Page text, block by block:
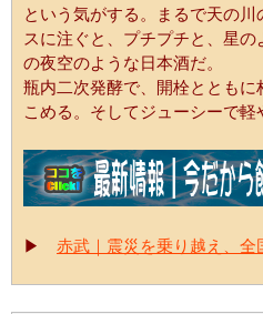
という気がする。まるで天の
スに注ぐと、プチプチと、星
の夜空のような日本酒だ。
瓶内二次発酵で、開栓ととも
こめる。そしてジューシーで軽
▶ 赤武｜震災を乗り越え、